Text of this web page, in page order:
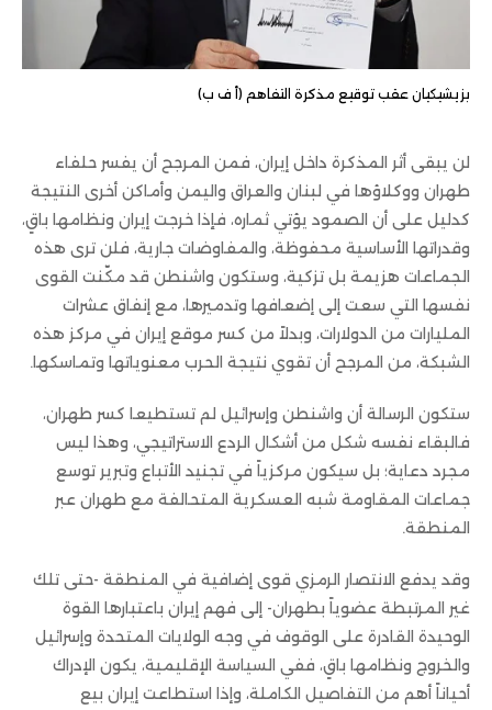
بزيشيكيان عقب توقيع مذكرة التفاهم (أ ف ب)
لن يبقى أثر المذكرة داخل إيران، فمن المرجح أن يفسر حلفاء
طهران ووكلاؤها في لبنان والعراق واليمن وأماكن أخرى النتيجة
كدليل على أن الصمود يؤتي ثماره، فإذا خرجت إيران ونظامها باقٍ،
وقدراتها الأساسية محفوظة، والمفاوضات جارية، فلن ترى هذه
الجماعات هزيمة بل تزكية، وستكون واشنطن قد مكّنت القوى
نفسها التي سعت إلى إضعافها وتدميرها، مع إنفاق عشرات
المليارات من الدولارات، وبدلاً من كسر موقع إيران في مركز هذه
الشبكة، من المرجح أن تقوي نتيجة الحرب معنوياتها وتماسكها.
ستكون الرسالة أن واشنطن وإسرائيل لم تستطيعا كسر طهران،
فالبقاء نفسه شكل من أشكال الردع الاستراتيجي، وهذا ليس
مجرد دعاية؛ بل سيكون مركزياً في تجنيد الأتباع وتبرير توسع
جماعات المقاومة شبه العسكرية المتحالفة مع طهران عبر
المنطقة.
وقد يدفع الانتصار الرمزي قوى إضافية في المنطقة -حتى تلك
غير المرتبطة عضوياً بطهران- إلى فهم إيران باعتبارها القوة
الوحيدة القادرة على الوقوف في وجه الولايات المتحدة وإسرائيل
والخروج ونظامها باقٍ، ففي السياسة الإقليمية، يكون الإدراك
أحياناً أهم من التفاصيل الكاملة، وإذا استطاعت إيران بيع